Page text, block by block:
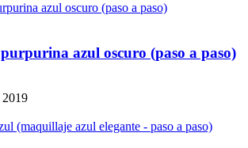
azul oscuro (paso a paso)
2019